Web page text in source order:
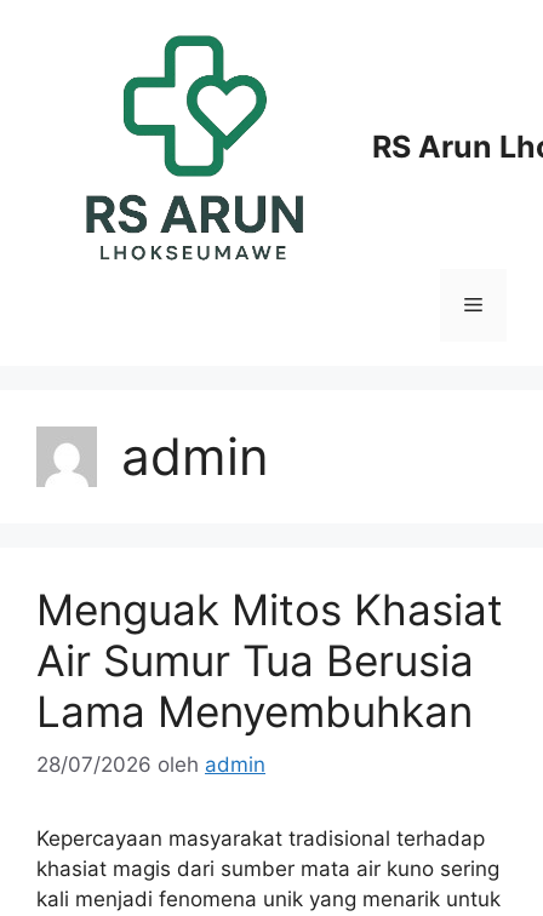
RS Arun
Menu
admin
Menguak Mitos Khasiat
Air Sumur Tua Berusia
Lama Menyembuhkan
28/07/2026 oleh admin
Kepercayaan masyarakat tradisional terhadap
khasiat magis dari sumber mata air kuno sering
kali menjadi fenomena unik yang menarik untuk